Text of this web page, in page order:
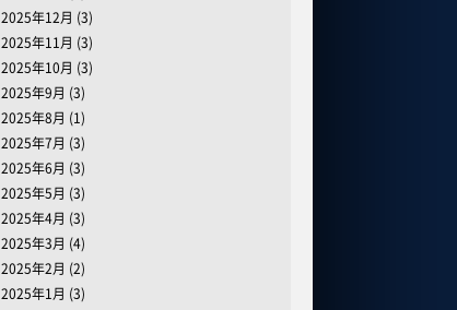
2025年12月 (3)
2025年11月 (3)
2025年10月 (3)
2025年9月 (3)
2025年8月 (1)
2025年7月 (3)
2025年6月 (3)
2025年5月 (3)
2025年4月 (3)
2025年3月 (4)
2025年2月 (2)
2025年1月 (3)